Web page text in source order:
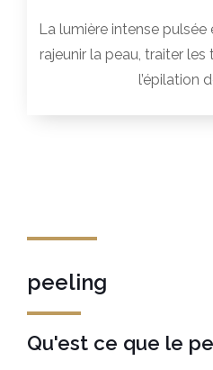
La lumière intense
rajeunir la peau, traiter
l’épilation
peeling
Qu'est ce que le